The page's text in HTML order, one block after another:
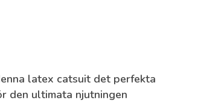
latex catsuit det perfekta
den ultimata njutningen